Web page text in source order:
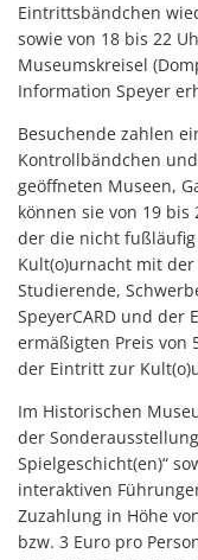
Eintrittsbändchen
sowie von 18 bis 22
Museumskreisel
Information Speyer
Besuchende zahlen
Kontrollbändchen
geöffneten Museen,
können sie von 19
der die nicht
Kult(o)urnacht mit
Studierende,
SpeyerCARD und der
ermäßigten Preis von
der Eintritt zur
Im Historischen
der Sonderausstellung
Spielgeschicht(en)“
interaktiven
Zuzahlung in Höhe
bzw. 3 Euro pro